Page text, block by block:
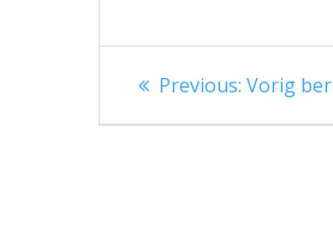
Previous: Previous
Vorig